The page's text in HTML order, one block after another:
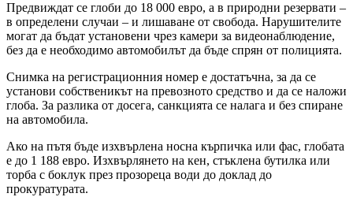
Предвиждат се глоби до 18 000 евро, а в природни резервати –
в определени случаи – и лишаване от свобода. Нарушителите
могат да бъдат установени чрез камери за видеонаблюдение,
без да е необходимо автомобилът да бъде спрян от полицията.
Снимка на регистрационния номер е достатъчна, за да се
установи собственикът на превозното средство и да се наложи
глоба. За разлика от досега, санкцията се налага и без спиране
на автомобила.
Ако на пътя бъде изхвърлена носна кърпичка или фас, глобата
е до 1 188 евро. Изхвърлянето на кен, стъклена бутилка или
торба с боклук през прозореца води до доклад до
прокуратурата.